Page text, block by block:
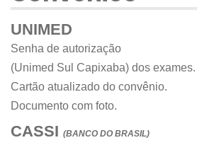
UNIMED
Senha de autorização
(Unimed Sul Capixaba) dos exames.
Cartão atualizado do convênio.
Documento com foto.
CASSI (BANCO DO BRASIL)